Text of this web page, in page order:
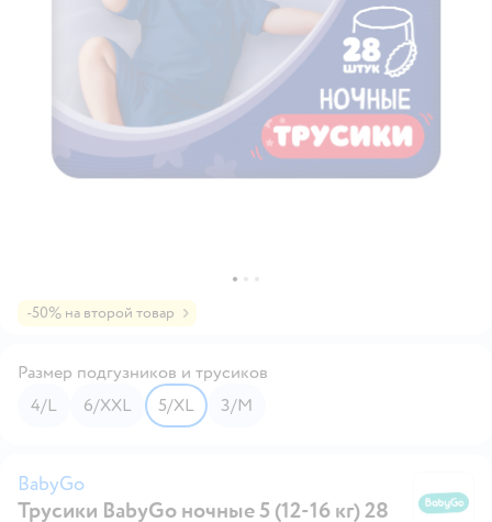
-50% на второй товар
Размер подгузников и трусиков
4/L
6/XXL 5/XL 3/M
BabyGo
Трусики BabyGo ночные 5 (12-16 кг) 28